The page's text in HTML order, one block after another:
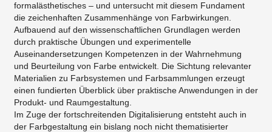
formalästhetisches – und untersucht mit diesem Fundament
die zeichenhaften Zusammenhänge von Farbwirkungen.
Aufbauend auf den wissenschaftlichen Grundlagen werden
durch praktische Übungen und experimentelle
Auseinandersetzungen Kompetenzen in der Wahrnehmung
und Beurteilung von Farbe entwickelt. Die Sichtung relevanter
Materialien zu Farbsystemen und Farbsammlungen erzeugt
einen fundierten Überblick über praktische Anwendungen in der
Produkt- und Raumgestaltung.
Im Zuge der fortschreitenden Digitalisierung entsteht auch in
der Farbgestaltung ein bislang noch nicht thematisierter